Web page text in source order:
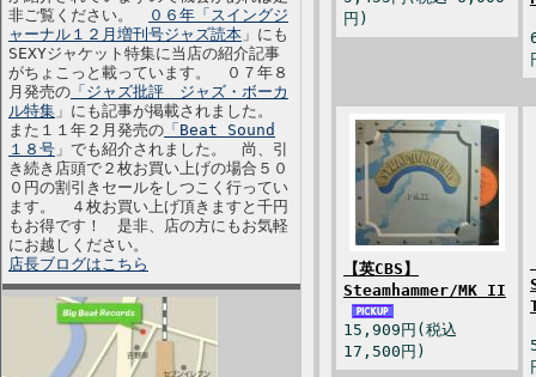
非ご覧ください。
０６年「スイングジ
ャーナル１２月増刊号ジャズ読本 」にも
SEXYジャケット特集に当店の紹介記事
がちょこっと載っています。 ０７年８
月発売の 「ジャズ批評 ジャズ・ボーカ
ル特集 」にも記事が掲載されました。
また１１年２月発売の 「Beat Sound
１８号 」でも紹介されました。 尚、引
き続き店頭で２枚お買い上げの場合５０
０円の割引きセールをしつこく行ってい
ます。 ４枚お買い上げ頂きますと千円
もお得です！ 是非、店の方にもお気軽
にお越しください。
店長ブログはこちら
円)
【英CBS】
Steamhammer/MK II
15,909円(税込
17,500円)